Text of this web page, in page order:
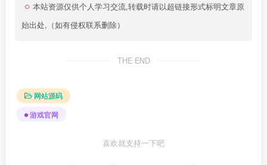
本站资源仅供个人学习交流,转载时请以超链接形式标明文章原
始出处,（如有侵权联系删除）
THE END
网站源码
游戏官网
喜欢就支持一下吧